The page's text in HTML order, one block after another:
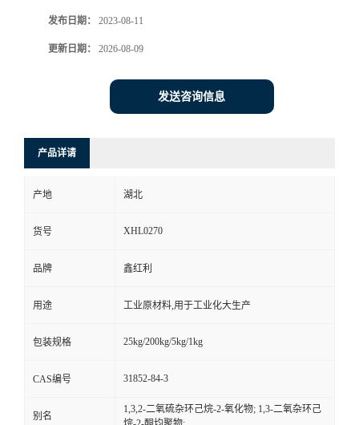
发布日期： 2023-08-11
更新日期： 2026-08-09
发送咨询信息
产品详请
产地 湖北
货号 XHL0270
品牌 鑫红利
用途 工业原材料,用于工业化大生产
包装规格 25kg/200kg/5kg/1kg
CAS编号 31852-84-3
别名
1,3,2-二氧硫杂环己烷-2-氧化物; 1,3-二氧杂环己